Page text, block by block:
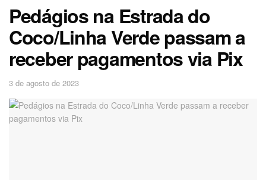
Pedágios na Estrada do
Coco/Linha Verde passam a
receber pagamentos via Pix
3 de agosto de 2023